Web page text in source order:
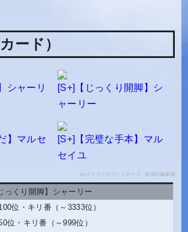
ード）
シャーリ
[S+]【じっくり開脚】シ
ャーリー
】マルセ
[S+]【完璧な手本】マル
セイユ
by ストライクウィッチーズ 軌跡の輪舞曲
っくり開脚】シャーリー
位 ・ キリ番（～3333位）
位 ・ キリ番（～999位）